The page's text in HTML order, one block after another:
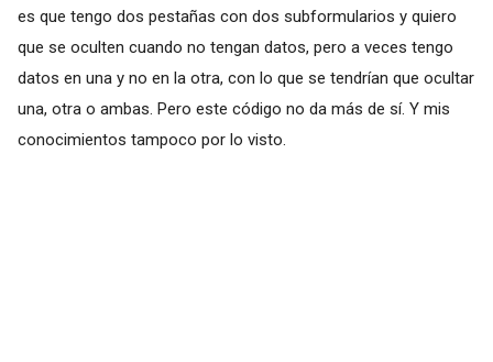
es que tengo dos pestañas con dos subformularios y quiero
que se oculten cuando no tengan datos, pero a veces tengo
datos en una y no en la otra, con lo que se tendrían que ocultar
una, otra o ambas. Pero este código no da más de sí. Y mis
conocimientos tampoco por lo visto.